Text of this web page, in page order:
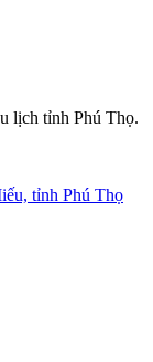
lịch tỉnh Phú Thọ.
tỉnh Phú Thọ